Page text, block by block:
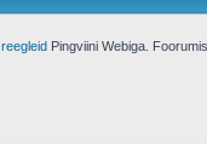
reegleidPingviini Webiga.